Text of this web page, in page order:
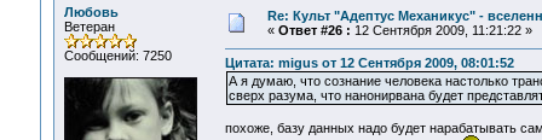
Любовь
Ветеран
Сообщений: 7250
Re: Культ "Адептус Механикус" -
« Ответ #26 : 12 Сентября 2009, 11:21:22 »
Цитата: migus от 12 Сентября 2009, 08:01:52
А я думаю, что сознание человека настолько
сверх разума, что нанонирвана будет
похоже, базу данных надо будет нарабатывать